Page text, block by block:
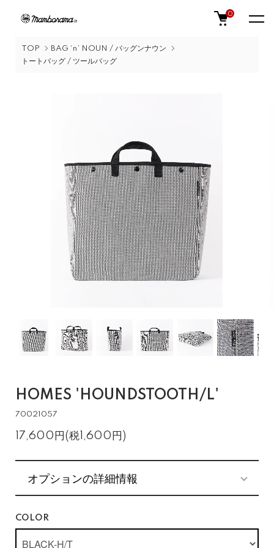
0
TOP
BAG ‘n’ NOUN / バッグンナウン
トートバッグ / ツールバッグ
HOMES 'HOUNDSTOOTH/L'
70021057
17,600円(税1,600円)
オプションの詳細情報
COLOR